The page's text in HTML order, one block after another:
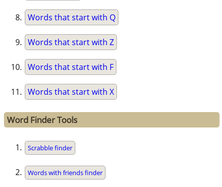
Words that start with Q
Words that start with Z
Words that start with F
Words that start with X
Word Finder Tools
Scrabble finder
Words with friends finder